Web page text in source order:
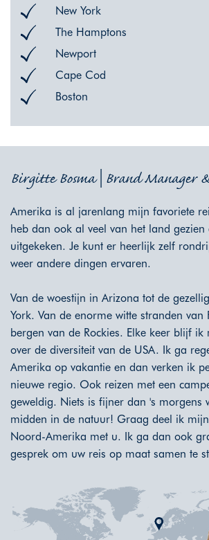
New York
The Hamptons
Newport
Cape Cod
Boston
Birgitte Bosma | Brand Manager
Amerika is al jarenlang mijn favoriete
heb dan ook al veel van het land
uitgekeken. Je kunt er heerlijk zelf
weer andere dingen ervaren.
Van de woestijn in Arizona tot de
York. Van de enorme witte stranden van
bergen van de Rockies. Elke keer blijf ik
over de diversiteit van de USA. Ik ga
Amerika op vakantie en dan verken ik
nieuwe regio. Ook reizen met een
geweldig. Niets is fijner dan 's morgens
midden in de natuur! Graag deel ik
Noord-Amerika met u. Ik ga dan ook
gesprek om uw reis op maat samen te